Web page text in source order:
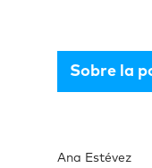
Sobre la
Ana Estévez